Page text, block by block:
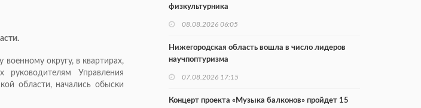
округу, в квартирах,
Управления
области, начались обыски
физкультурника
08.08.2026 06:05
Нижегородская область вошла в число лидеров
научпоптуризма
07.08.2026 17:15
Концерт проекта «Музыка балконов» пройдет 15